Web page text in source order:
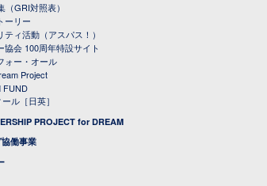
（GRI対照表）
ーリー
ィ活動（アスパス！）
協会 100周年特設サイト
ォー・オール
Project
FUND
ル［日英］
PROJECT for DREAM
働事業